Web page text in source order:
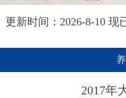
更新时间：2026-8-10 现
2017年